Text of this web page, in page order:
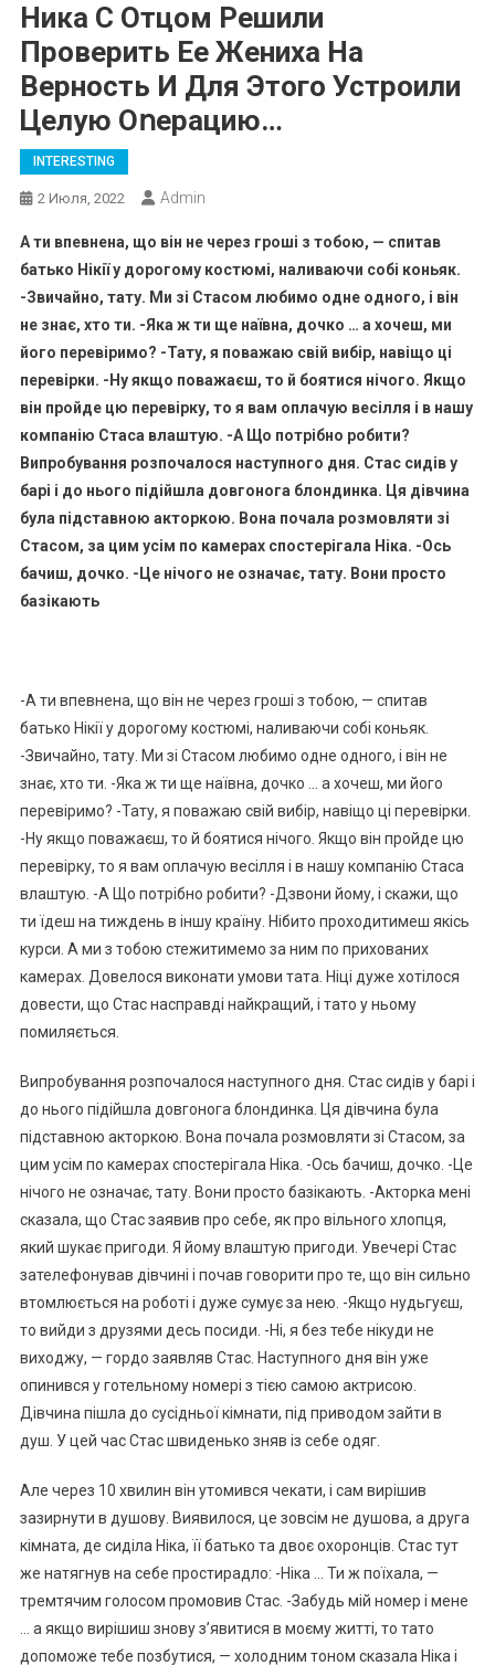
Ника С Отцом Решили
Проверить Ее Жениха На
Верность И Для Этого Устроили
Целую Оոерацию…
INTERESTING
2 Июля, 2022 Admin
А ти впевнена, що він не через гроші з тобою, — спитав
батько Нікії у дорогому костюмі, наливаючи собі коньяк.
-Звичайно, тату. Ми зі Стасом любимо одне одного, і він
не знає, хто ти. -Яка ж ти ще наївна, дочко … а хочеш, ми
його перевіримо? -Тату, я поважаю свій вибір, навіщо ці
перевірки. -Ну якщо поважаєш, то й боятися нічого. Якщо
він пройде цю перевірку, то я вам оплачую весілля і в нашу
компанію Стаса влаштую. -А Що потрібно робити?
Випробування розпочалося наступного дня. Стас сидів у
барі і до нього підійшла довгонога блондинка. Ця дівчина
була підставною акторкою. Вона почала розмовляти зі
Стасом, за цим усім по камерах спостерігала Ніка. -Ось
бачиш, дочко. -Це нічого не означає, тату. Вони просто
базікають
-А ти впевнена, що він не через гроші з тобою, — спитав
батько Нікії у дорогому костюмі, наливаючи собі коньяк.
-Звичайно, тату. Ми зі Стасом любимо одне одного, і він не
знає, хто ти. -Яка ж ти ще наївна, дочко … а хочеш, ми його
перевіримо? -Тату, я поважаю свій вибір, навіщо ці перевірки.
-Ну якщо поважаєш, то й боятися нічого. Якщо він пройде цю
перевірку, то я вам оплачую весілля і в нашу компанію Стаса
влаштую. -А Що потрібно робити? -Дзвони йому, і скажи, що
ти їдеш на тиждень в іншу країну. Нібито проходитимеш якісь
курси. А ми з тобою стежитимемо за ним по прихованих
камерах. Довелося виконати умови тата. Ніці дуже хотілося
довести, що Стас насправді найкращий, і тато у ньому
помиляється.
Випробування розпочалося наступного дня. Стас сидів у барі і
до нього підійшла довгонога блондинка. Ця дівчина була
підставною акторкою. Вона почала розмовляти зі Стасом, за
цим усім по камерах спостерігала Ніка. -Ось бачиш, дочко. -Це
нічого не означає, тату. Вони просто базікають. -Акторка мені
сказала, що Стас заявив про себе, як про вільного хлопця,
який шукає пригоди. Я йому влаштую пригоди. Увечері Стас
зателефонував дівчині і почав говорити про те, що він сильно
втомлюється на роботі і дуже сумує за нею. -Якщо нудьгуєш,
то вийди з друзями десь посиди. -Ні, я без тебе нікуди не
виходжу, — гордо заявляв Стас. Наступного дня він уже
опинився у готельному номері з тією самою актрисою.
Дівчина пішла до сусідньої кімнати, під приводом зайти в
душ. У цей час Стас швиденько зняв із себе одяг.
Але через 10 хвилин він утомився чекати, і сам вирішив
зазирнути в душову. Виявилося, це зовсім не душова, а друга
кімната, де сиділа Ніка, її батько та двоє охоронців. Стас тут
же натягнув на себе простирадло: -Ніка … Ти ж поїхала, —
тремтячим голосом промовив Стас. -Забудь мій номер і мене
… а якщо вирішиш знову з’явитися в моєму житті, то тато
допоможе тебе позбутися, — холодним тоном сказала Ніка і